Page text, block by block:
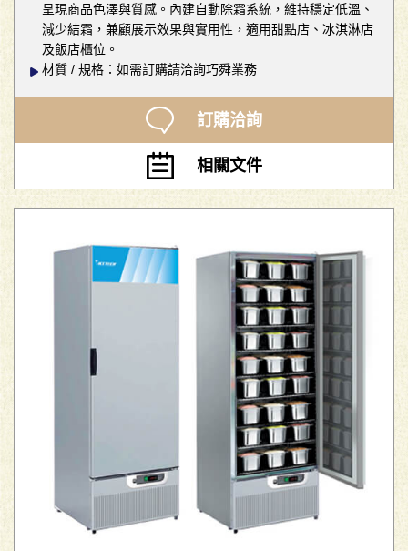
呈現商品色澤與質感。內建自動除霜系統，維持穩定低溫、
減少結霜，兼顧展示效果與實用性，適用甜點店、冰淇淋店
及飯店櫃位。
材質 / 規格：如需訂購請洽詢巧舜業務
訂購洽詢
相關文件